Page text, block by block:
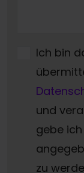
Ich bin
und
gebe
zu